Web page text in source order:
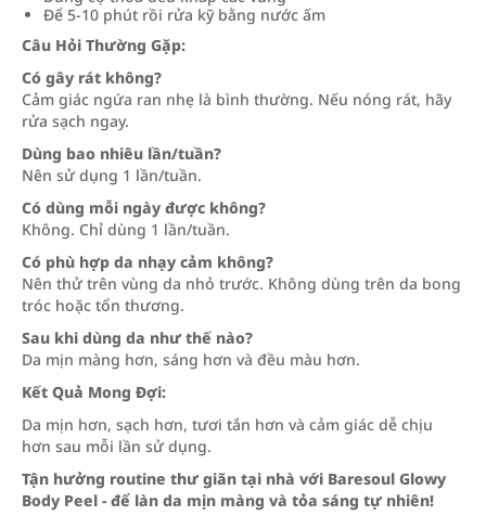
Để 5-10 phút rồi rửa kỹ bằng nước ấm
Câu Hỏi Thường Gặp:
Có gây rát không?
Cảm giác ngứa ran nhẹ là bình thường. Nếu nóng rát, hãy
rửa sạch ngay.
Dùng bao nhiêu lần/tuần?
Nên sử dụng 1 lần/tuần.
Có dùng mỗi ngày được không?
Không. Chỉ dùng 1 lần/tuần.
Có phù hợp da nhạy cảm không?
Nên thử trên vùng da nhỏ trước. Không dùng trên da bong
tróc hoặc tổn thương.
Sau khi dùng da như thế nào?
Da mịn màng hơn, sáng hơn và đều màu hơn.
Kết Quả Mong Đợi:
Da mịn hơn, sạch hơn, tươi tắn hơn và cảm giác dễ chịu
hơn sau mỗi lần sử dụng.
Tận hưởng routine thư giãn tại nhà với Baresoul Glowy
Body Peel - để làn da mịn màng và tỏa sáng tự nhiên!